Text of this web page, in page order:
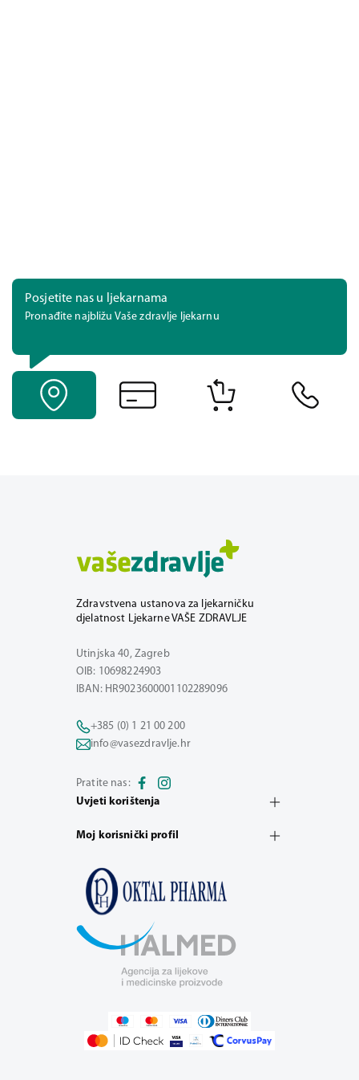
Posjetite nas u ljekarnama
Pronađite najbližu Vaše zdravlje ljekarnu
Zdravstvena ustanova za ljekarničku
djelatnost Ljekarne VAŠE ZDRAVLJE
Utinjska 40, Zagreb
OIB: 10698224903
IBAN: HR9023600001102289096
+385 (0) 1 21 00 200
info@vasezdravlje.hr
Pratite nas:
Uvjeti korištenja
Moj korisnički profil